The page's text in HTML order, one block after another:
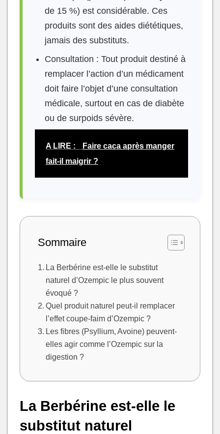
de 15 %) est considérable. Ces
produits sont des aides diététiques,
jamais des substituts.
Consultation : Tout produit destiné à
remplacer l’action d’un médicament
doit faire l’objet d’une consultation
médicale, surtout en cas de diabète
ou de surpoids sévère.
A LIRE :
Faire caca après manger
fait-il maigrir ?
Sommaire
La Berbérine est-elle le substitut
naturel d’Ozempic le plus souvent
évoqué ?
Quel produit naturel peut-il remplacer
l’effet coupe-faim d’Ozempic ?
Les fibres (Psyllium, Avoine) peuvent-
elles agir comme l’Ozempic sur la
digestion ?
La Berbérine est-elle le
substitut naturel